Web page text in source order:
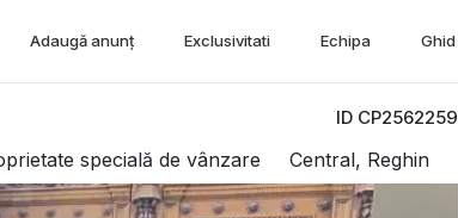
Adaugă anunț Exclusivitati Echipa
ID CP2562259
specială de vânzare Central, Reghin